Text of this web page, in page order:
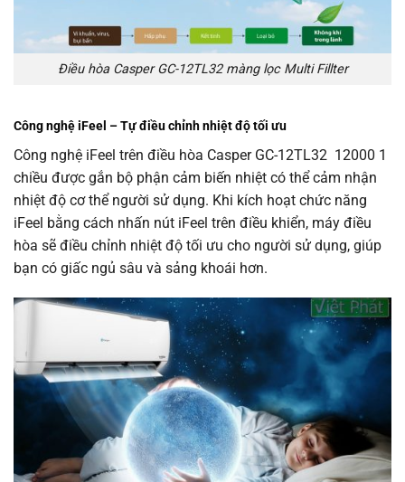
Điều hòa Casper GC-12TL32 màng lọc Multi Fillter
Công nghệ iFeel – Tự điều chỉnh nhiệt độ tối ưu
Công nghệ iFeel trên điều hòa Casper GC-12TL32 12000 1
chiều được gắn bộ phận cảm biến nhiệt có thể cảm nhận
nhiệt độ cơ thể người sử dụng. Khi kích hoạt chức năng
iFeel bằng cách nhấn nút iFeel trên điều khiển, máy điều
hòa sẽ điều chỉnh nhiệt độ tối ưu cho người sử dụng, giúp
bạn có giấc ngủ sâu và sảng khoái hơn.